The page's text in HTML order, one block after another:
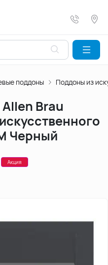
поддоны Поддоны из
Brau
Черный
Акция